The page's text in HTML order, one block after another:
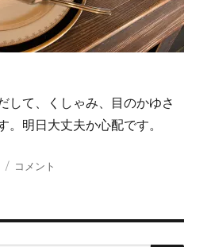
して、くしゃみ、目のかゆさ
。明日大丈夫か心配です。
梅
コメント